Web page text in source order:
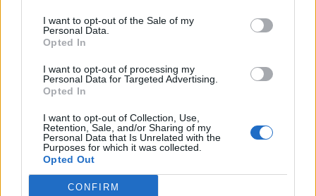
I want to opt-out of the Sale of my
Personal Data.
Opted In
I want to opt-out of processing my
Personal Data for Targeted Advertising.
Opted In
I want to opt-out of Collection, Use,
Retention, Sale, and/or Sharing of my
Personal Data that Is Unrelated with the
Purposes for which it was collected.
Opted Out
CONFIRM
Czytaj także:
Samotność – wybór czy konieczność?
Przedstaw literackie wizerunki
bohaterów samotników w formie